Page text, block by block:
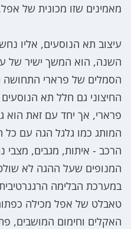
מאמינים שזו מכונית של
עיצוב תא הנוסעים, אליו
השנה, הוא המשך ישיר של
הסמלים של פרארי התחושה
החיצוני גם חלל תא
פרארי, אך יחד עם זאת
המותג כמו גלגל הגה עם כל
הרכב - איתות, מגבים, מצבי
המנופים שעל ההגה לא
במערכת הבלימה
טאבלט של אפל מכילה
האקלים וחימום המושבים,